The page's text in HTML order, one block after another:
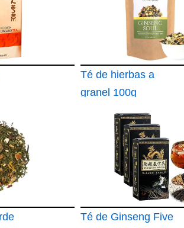
Té de hierbas a
granel 100g
Té de Ginseng Five